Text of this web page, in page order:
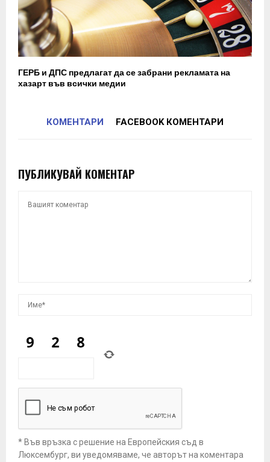
ГЕРБ и ДПС предлагат да се забрани рекламата на
хазарт във всички медии
КОМЕНТАРИ FACEBOOK КОМЕНТАРИ
ПУБЛИКУВАЙ КОМЕНТАР
* Във връзка с решение на Европейския съд в
Люксембург, ви уведомяваме, че авторът на коментара